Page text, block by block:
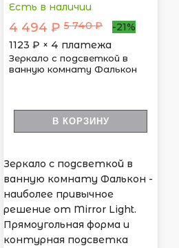
Есть в наличии
4 494 ₽ 5 740 ₽
-21%
1123 ₽ × 4 платежа
Зеркало с подсветкой в
ванную комнату Фалькон
В КОРЗИНУ
Зеркало с подсветкой в
ванную комнату Фалькон -
наиболее привычное
решение от Mirror Light.
Прямоугольная форма и
контурная подсветка